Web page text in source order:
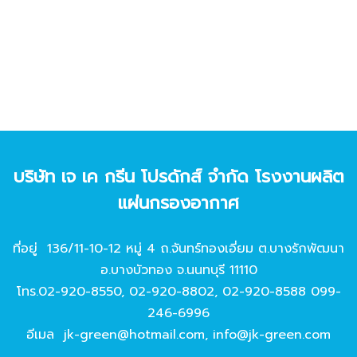
บริษัท เจ เค กรีน โปรดักส์ จํากัด โรงงานผลิต
แผ่นกรองอากาศ
ที่อยู่ 136/11-10-12 หมู่ 4 ถ.จันทร์ทองเอี่ยม ต.บางรักพัฒนา
อ.บางบัวทอง จ.นนทบุรี 11110
โทร.02-920-8550, 02-920-8802, 02-920-8588 099-
246-6996
อีเมล jk-green@hotmail.com, info@jk-green.com